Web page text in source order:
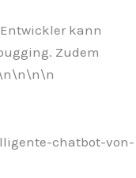
kann
Zudem
\n\n\n
chatbot-von-